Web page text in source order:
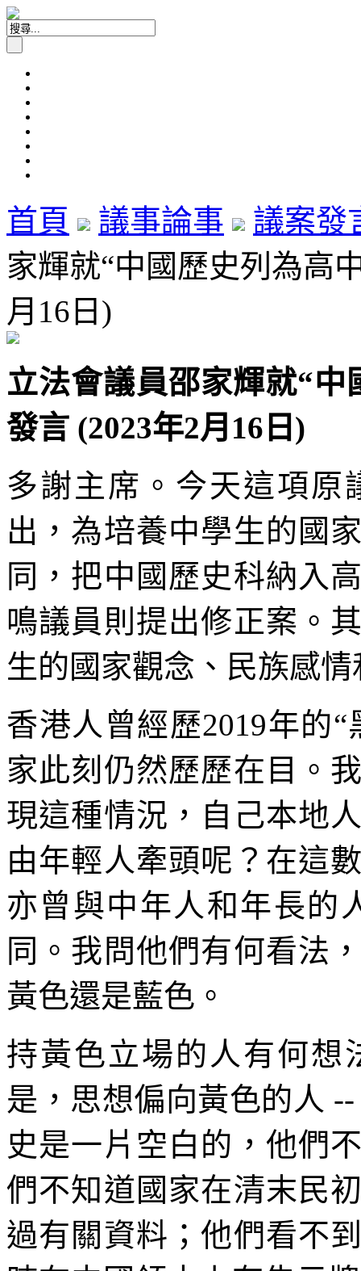
首頁 議事論事
議案發
家輝就“中國歷史列為高
月16日)
立法會議員邵家輝就“
發言 (2023年2月16日)
多謝主席。今天這項原
出，為培養中學生的國
同，把中國歷史科納入
鳴議員則提出修正案。
生的國家觀念、民族感
香港人曾經歷2019年的
家此刻仍然歷歷在目。
現這種情況，自己本地
由年輕人牽頭呢？在這
亦曾與中年人和年長的
同。我問他們有何看法
黃色還是藍色。
持黃色立場的人有何想
是，思想偏向黃色的人
史是一片空白的，他們
們不知道國家在清末民
過有關資料；他們看不